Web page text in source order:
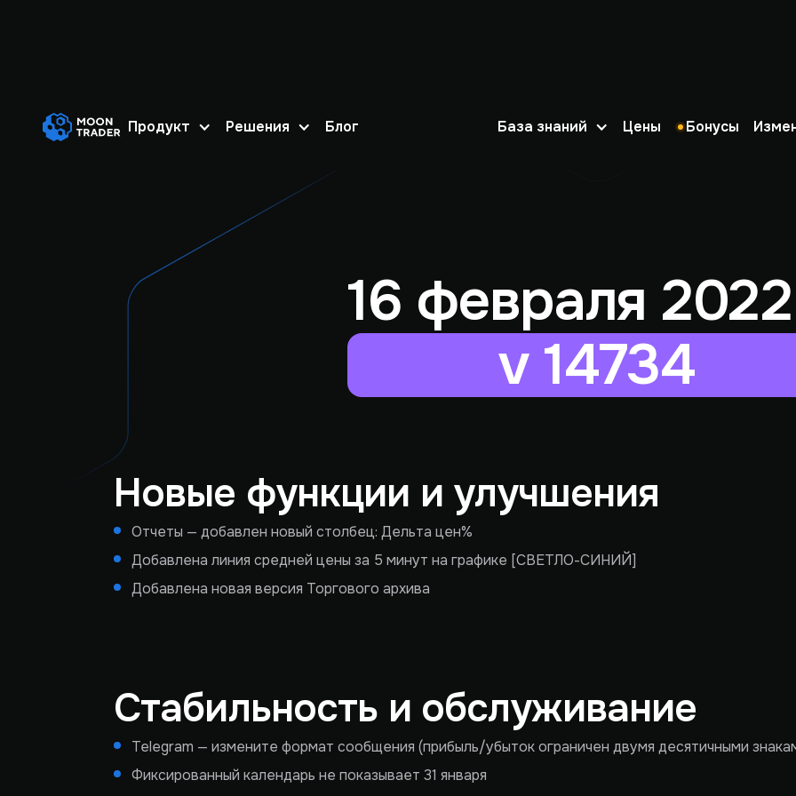
Продукт Решения Блог База знаний Цены Бонусы
16 февраля
v 14734
Новые функции и улучшения
Отчеты — добавлен новый столбец: Дельта цен%
Добавлена линия средней цены за 5 минут на графике [СВЕТЛО-СИНИЙ]
Добавлена новая версия Торгового архива
Стабильность и обслуживание
Telegram — измените формат сообщения (прибыль/убыток ограничен двумя десятичными
Фиксированный календарь не показывает 31 января